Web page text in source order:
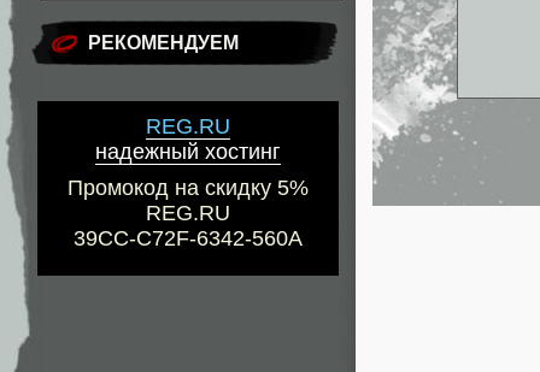
РЕКОМЕНДУЕМ
REG.RU
надежный хостинг
Промокод на скидку 5%
REG.RU
39CC-C72F-6342-560A